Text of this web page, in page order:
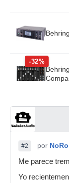
-32%
#2 por
Me parece
Yo